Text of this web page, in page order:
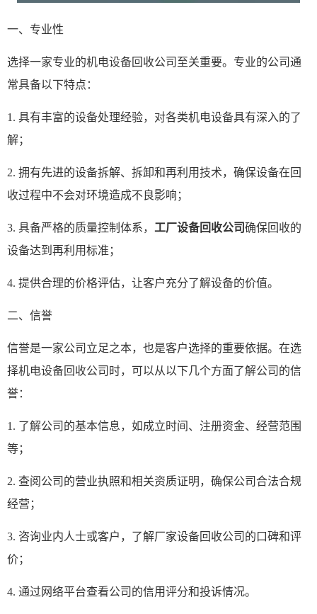
一、专业性
选择一家专业的机电设备回收公司至关重要。专业的公司通
常具备以下特点：
1. 具有丰富的设备处理经验，对各类机电设备具有深入的了
解；
2. 拥有先进的设备拆解、拆卸和再利用技术，确保设备在回
收过程中不会对环境造成不良影响；
3. 具备严格的质量控制体系， 工厂设备回收公司确保回收的
设备达到再利用标准；
4. 提供合理的价格评估，让客户充分了解设备的价值。
二、信誉
信誉是一家公司立足之本，也是客户选择的重要依据。在选
择机电设备回收公司时，可以从以下几个方面了解公司的信
誉：
1. 了解公司的基本信息，如成立时间、注册资金、经营范围
等；
2. 查阅公司的营业执照和相关资质证明，确保公司合法合规
经营；
3. 咨询业内人士或客户，了解厂家设备回收公司的口碑和评
价；
4. 通过网络平台查看公司的信用评分和投诉情况。